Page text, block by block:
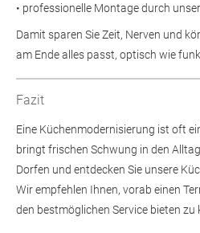
• professionelle Montage durch
Damit sparen Sie Zeit, Nerven und
am Ende alles passt, optisch wie
Fazit
Eine Küchenmodernisierung ist oft
bringt frischen Schwung in den
Dorfen und entdecken Sie unsere
Wir empfehlen Ihnen, vorab einen
den bestmöglichen Service bieten zu